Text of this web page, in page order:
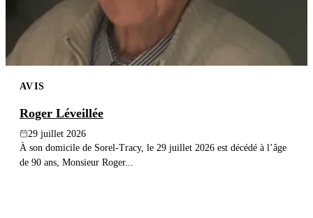
AVIS
Roger Léveillée
29 juillet 2026
À son domicile de Sorel-Tracy, le 29 juillet 2026 est décédé à l’âge
de 90 ans, Monsieur Roger...